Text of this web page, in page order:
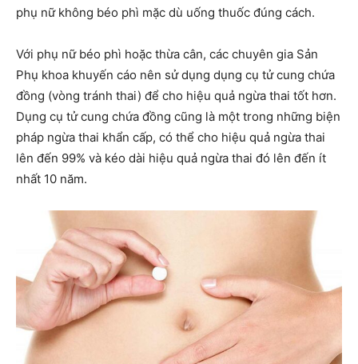
phụ nữ không béo phì mặc dù uống thuốc đúng cách.
Với phụ nữ béo phì hoặc thừa cân, các chuyên gia Sản
Phụ khoa khuyến cáo nên sử dụng dụng cụ tử cung chứa
đồng (vòng tránh thai) để cho hiệu quả ngừa thai tốt hơn.
Dụng cụ tử cung chứa đồng cũng là một trong những biện
pháp ngừa thai khẩn cấp, có thể cho hiệu quả ngừa thai
lên đến 99% và kéo dài hiệu quả ngừa thai đó lên đến ít
nhất 10 năm.